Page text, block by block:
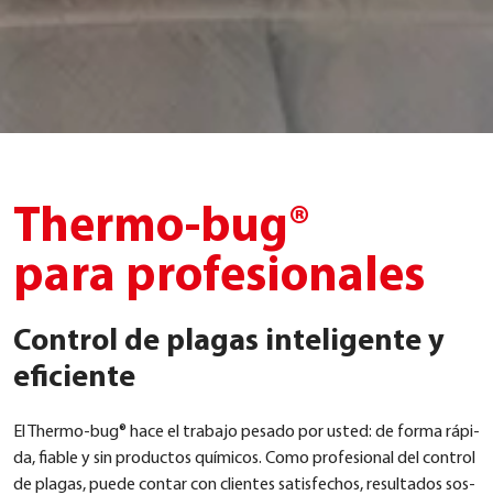
Thermo-bug®
para profesionales
Control de plagas inteligente y
eficiente
El Ther­mo-bug® hace el tra­ba­jo pes­ado por usted: de for­ma rápi­
da, fia­ble y sin pro­duc­tos quí­mi­cos. Como pro­fe­sio­nal del con­trol
de pla­g­as, pue­de con­tar con cli­entes satis­fechos, resul­ta­dos sos­